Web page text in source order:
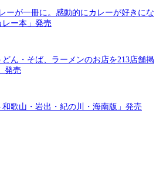
ーが一冊に。感動的にカレーが好きにな
レー本」発売
ん・そば、ラーメンのお店を213店舗掲
発売
和歌山・岩出・紀の川・海南版」発売